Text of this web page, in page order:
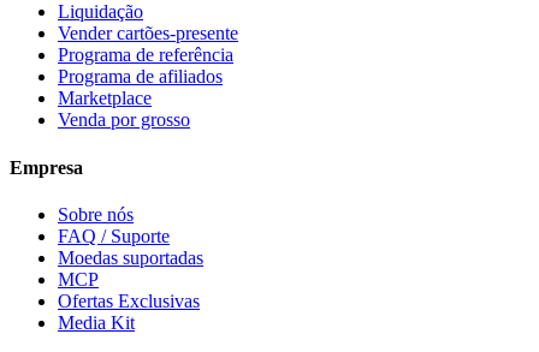
Liquidação
Vender cartões-presente
Programa de referência
Programa de afiliados
Marketplace
Venda por grosso
Empresa
Sobre nós
FAQ / Suporte
Moedas suportadas
MCP
Ofertas Exclusivas
Media Kit